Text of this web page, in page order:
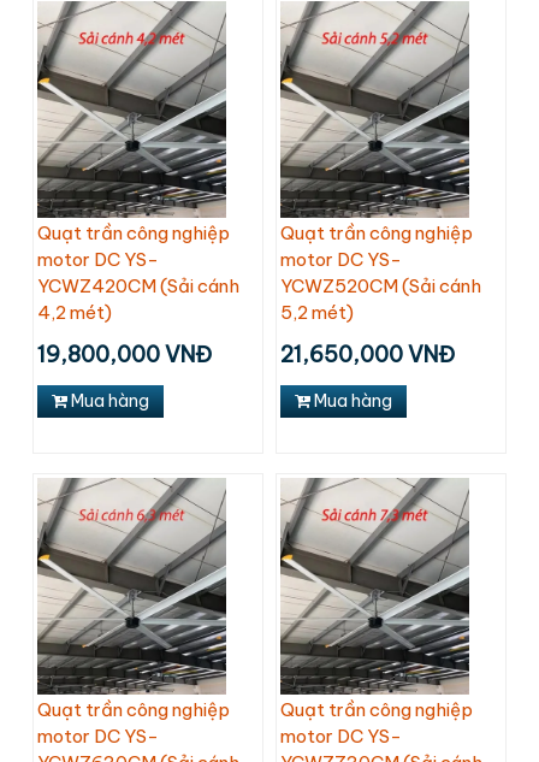
Quạt trần công nghiệp
motor DC YS-
YCWZ420CM (Sải cánh
4,2 mét)
19,800,000 VNĐ
Mua hàng
Quạt trần công nghiệp
motor DC YS-
YCWZ520CM (Sải cánh
5,2 mét)
21,650,000 VNĐ
Mua hàng
Quạt trần công nghiệp
motor DC YS-
Quạt trần công nghiệp
motor DC YS-